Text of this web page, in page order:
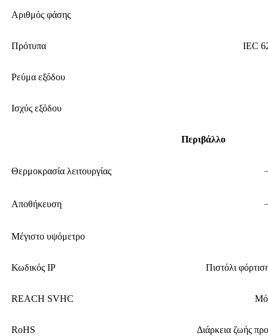
Αριθμός φάσης
Πρότυπα IEC
Ρεύμα εξόδου
Ισχύς εξόδου
Περιβάλλο
Θερμοκρασία λειτουργίας
Αποθήκευση
Μέγιστο υψόμετρο
Κωδικός IP Πιστόλι
REACH SVHC
RoHS Διάρκεια ζωής